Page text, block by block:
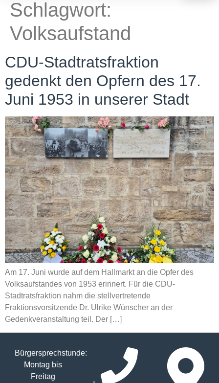
Schlagwort:
Volksaufstand
CDU-Stadtratsfraktion
gedenkt den Opfern des 17.
Juni 1953 in unserer Stadt
Am 17. Juni wurde auf dem Hallmarkt an die Opfer des
Volksaufstandes von 1953 erinnert. Für die CDU-
Stadtratsfraktion nahm die stellvertretende
Fraktionsvorsitzende Dr. Ulrike Wünscher an der
Gedenkveranstaltung teil. Der […]
Bürgersprechstunde:
Montag bis
Freitag